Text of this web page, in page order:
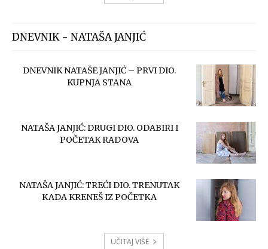
DNEVNIK - NATAŠA JANJIĆ
DNEVNIK NATAŠE JANJIĆ – PRVI DIO.
KUPNJA STANA
NATAŠA JANJIĆ: DRUGI DIO. ODABIRI I
POČETAK RADOVA
NATAŠA JANJIĆ: TREĆI DIO. TRENUTAK
KADA KRENEŠ IZ POČETKA
UČITAJ VIŠE